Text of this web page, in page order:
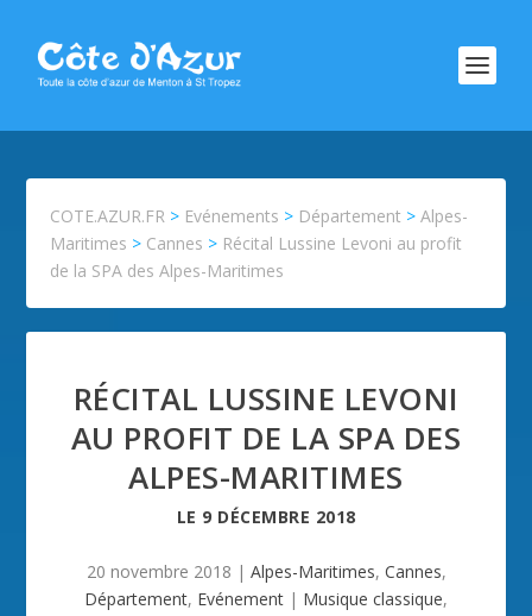
COTE.AZUR.FR > Evénements > Département >Alpes-
Maritimes > Cannes > Récital Lussine Levoni au profit
de la SPA des Alpes-Maritimes
RÉCITAL LUSSINE LEVONI
AU PROFIT DE LA SPA DES
ALPES-MARITIMES
LE 9 DÉCEMBRE 2018
20 novembre 2018 | Alpes-Maritimes, Cannes,
Département, Evénement | Musique classique,